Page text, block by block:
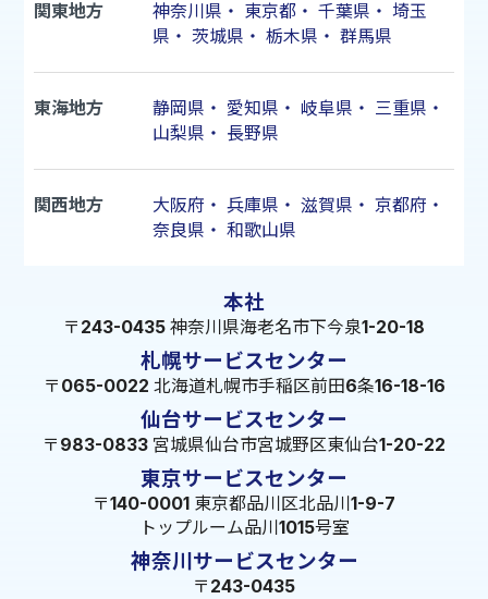
関東地方 神奈川県 ・ 東京都・ 千葉県 ・ 埼玉
県 ・ 茨城県 ・ 栃木県 ・ 群馬県
東海地方 静岡県 ・ 愛知県 ・ 岐阜県 ・ 三重県 ・
山梨県 ・ 長野県
関西地方 大阪府 ・ 兵庫県 ・ 滋賀県 ・ 京都府 ・
奈良県 ・ 和歌山県
本社
〒243-0435 神奈川県海老名市下今泉1-20-18
札幌サービスセンター
〒065-0022 北海道札幌市手稲区前田6条16-18-16
仙台サービスセンター
〒983-0833 宮城県仙台市宮城野区東仙台1-20-22
東京サービスセンター
〒140-0001 東京都品川区北品川1-9-7
トップルーム品川1015号室
神奈川サービスセンター
〒243-0435